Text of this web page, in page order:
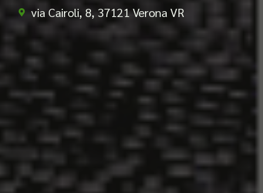
via Cairoli, 8, 37121 Verona VR